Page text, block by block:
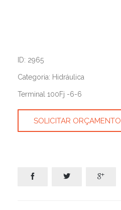
ID: 2965
Categoria: Hidráulica
Terminal 100Fj -6-6
SOLICITAR ORÇAMENTO
  